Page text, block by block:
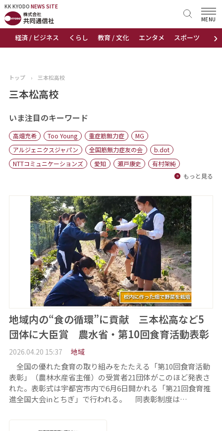
KK KYODO NEWS SITE
›
経済 / ビジネス くらし 教育 / 文化 エンタメ スポーツ 地域
MENU
KK KYODONEWS SITE
トップページ
ニュース
おすすめコンテンツ
出版物
会社概要
トップ › 三本松高校
三本松高校
いま注目のキーワード
高畑充希 Too Young 重症筋無力症
MG
アルジェニクスジャパン
全国筋無力症友の会
b.dot
NTTコミュニケーションズ
愛知 瀬戸康史
有村架純
もっと見る
地域内の“食の循環”に貢献 三本松高など5
団体に大臣賞 農水省・第10回食育活動表彰
2026.04.20 15:37 地域
全国の優れた食育の取り組みをたたえる「第10回食育活動
表彰」（農林水産省主催）の受賞者21団体がこのほど発表さ
れた。表彰式は宇都宮市内で6月6日開かれる「第21回食育推
進全国大会inとちぎ」で行われる。 同表彰制度は…